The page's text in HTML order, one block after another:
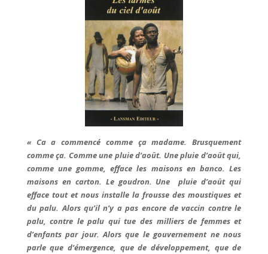
« Ca a commencé comme ça madame. Brusquement
comme ça. Comme une pluie d’août. Une pluie d’août qui,
comme une gomme, efface les maisons en banco. Les
maisons en carton. Le goudron. Une pluie d’août qui
efface tout et nous installe la frousse des moustiques et
du palu. Alors qu’il n’y a pas encore de vaccin contre le
palu, contre le palu qui tue des milliers de femmes et
d’enfants par jour. Alors que le gouvernement ne nous
parle que d’émergence, que de développement, que de